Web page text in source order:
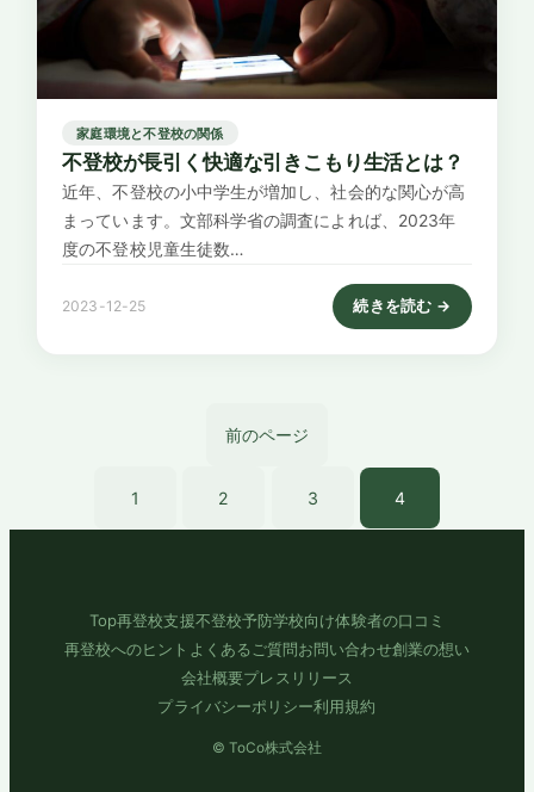
家庭環境と不登校の関係
不登校が長引く快適な引きこもり生活とは？
近年、不登校の小中学生が増加し、社会的な関心が高
まっています。​文部科学省の調査によれば、2023年
度の不登校児童生徒数…
2023-12-25 続きを読む →
: 不登校が長引く快適な
前のページ
1 2 3 4
Top再登校支援不登校予防学校向け体験者の口コミ
再登校へのヒント よくあるご質問お問い合わせ創業の想い
会社概要プレスリリース
プライバシーポリシー利用規約
© ToCo株式会社